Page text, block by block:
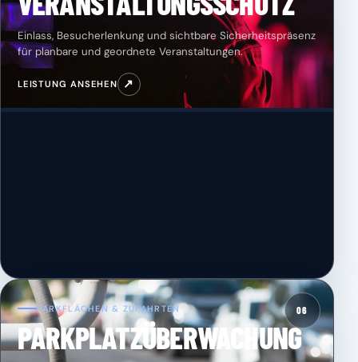
Einlass, Besucherlenkung und sichtbare Sicherheitspräsenz
für planbare und geordnete Veranstaltungen.
LEISTUNG ANSEHEN ↗
06
PARKFLÄCHEN & ZUFAHRTEN
PARKPLATZÜBERWACHUNG